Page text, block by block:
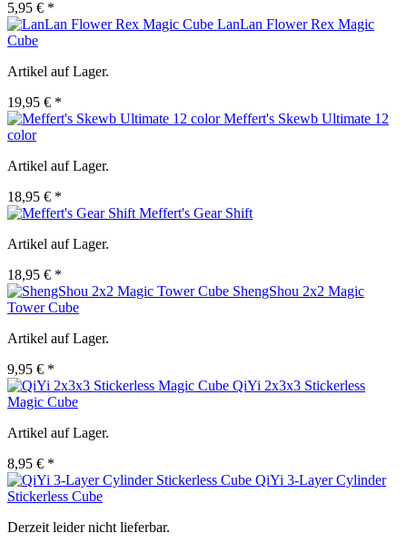
5,95 € *
LanLan Flower Rex Magic
Cube
Artikel auf Lager.
19,95 € *
Meffert's Skewb Ultimate 12
color
Artikel auf Lager.
18,95 € *
Meffert's Gear Shift
Artikel auf Lager.
18,95 € *
ShengShou 2x2 Magic
Tower Cube
Artikel auf Lager.
9,95 € *
QiYi 2x3x3 Stickerless
Magic Cube
Artikel auf Lager.
8,95 € *
QiYi 3-Layer Cylinder
Stickerless Cube
Derzeit leider nicht lieferbar.